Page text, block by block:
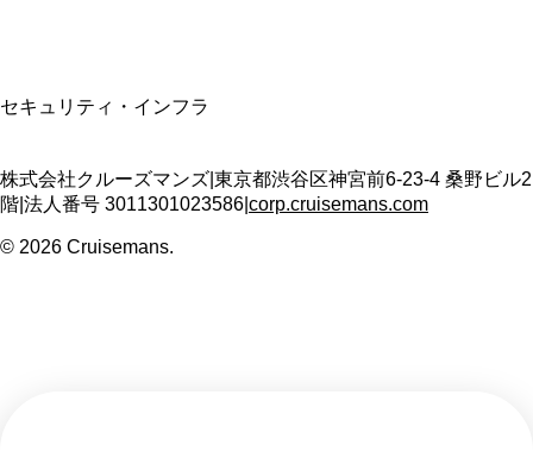
セキュリティ・インフラ
株式会社クルーズマンズ 東京都渋谷区神宮前6-23-4 桑野ビル2
階 法人番号 3011301023586 corp.cruisemans.com
© 2026 Cruisemans.